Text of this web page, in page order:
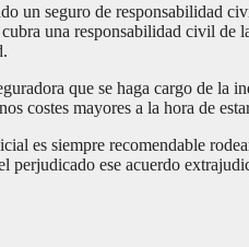
un seguro de responsabilidad
una responsabilidad civil
que se haga cargo de
costes mayores a la hora de
es siempre recomendable
perjudicado ese acuerdo